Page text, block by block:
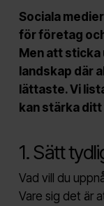
Sociala
för företag
Men att sticka
landskap där
lättaste. Vi
kan stärka ditt
1. Sätt
Vad vill du
Vare sig det är